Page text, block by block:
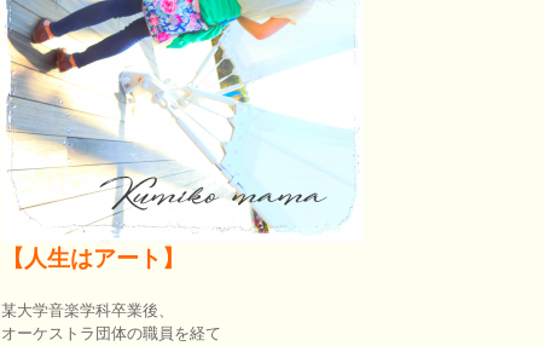
【人生はアート】
某大学音楽学科卒業後、
オーケストラ団体の職員を経て